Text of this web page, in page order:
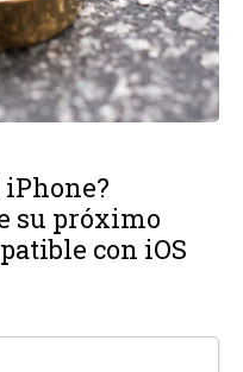
su próximo
con iOS